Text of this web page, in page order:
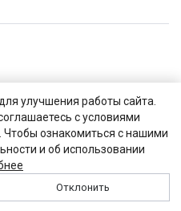
улучшения работы сайта.
с условиями
ознакомиться с нашими
и об использовании
Отклонить